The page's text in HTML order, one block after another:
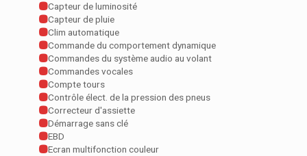
Capteur de luminosité
Capteur de pluie
Clim automatique
Commande du comportement dynamique
Commandes du système audio au volant
Commandes vocales
Compte tours
Contrôle élect. de la pression des pneus
Correcteur d'assiette
Démarrage sans clé
EBD
Ecran multifonction couleur